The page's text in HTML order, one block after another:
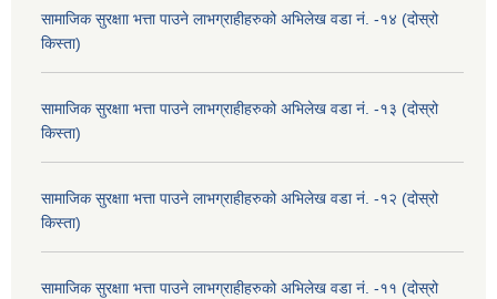
सामाजिक सुरक्षाा भत्ता पाउने लाभग्राहीहरुको अभिलेख वडा नं. -१४ (दोस्रो
किस्ता)
सामाजिक सुरक्षाा भत्ता पाउने लाभग्राहीहरुको अभिलेख वडा नं. -१३ (दोस्रो
किस्ता)
सामाजिक सुरक्षाा भत्ता पाउने लाभग्राहीहरुको अभिलेख वडा नं. -१२ (दोस्रो
किस्ता)
सामाजिक सुरक्षाा भत्ता पाउने लाभग्राहीहरुको अभिलेख वडा नं. -११ (दोस्रो